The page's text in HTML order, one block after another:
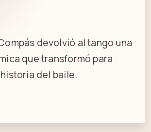
devolvió al tango una
que transformó para
del baile.